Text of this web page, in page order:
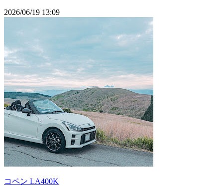
2026/06/19 13:09
コペン LA400K